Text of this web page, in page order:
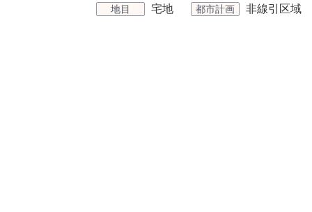
地目 宅地 都市計画 非線引区域